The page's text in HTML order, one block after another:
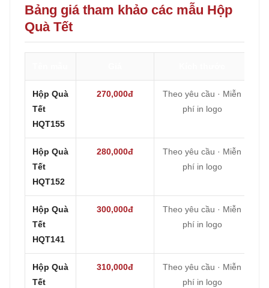
Bảng giá tham khảo các mẫu Hộp
Quà Tết
Hộp Quà
Tết
HQT155
270,000đ
Theo yêu cầu · Miễn
phí in logo
Hộp Quà
Tết
HQT152
280,000đ
Theo yêu cầu · Miễn
phí in logo
Hộp Quà
Tết
HQT141
300,000đ
Theo yêu cầu · Miễn
phí in logo
Hộp Quà
Tết
310,000đ
Theo yêu cầu · Miễn
phí in logo